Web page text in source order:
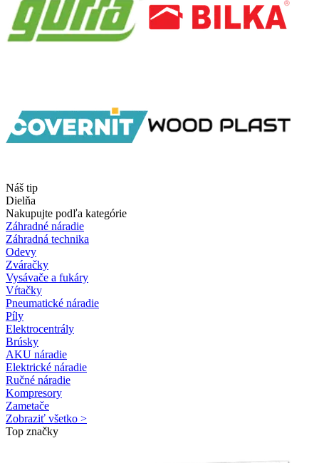
Náš tip
Dielňa
Nakupujte podľa kategórie
Záhradné náradie
Záhradná technika
Odevy
Zváračky
Vysávače a fukáry
Vŕtačky
Pneumatické náradie
Píly
Elektrocentrály
Brúsky
AKU náradie
Elektrické náradie
Ručné náradie
Kompresory
Zametače
Zobraziť všetko >
Top značky